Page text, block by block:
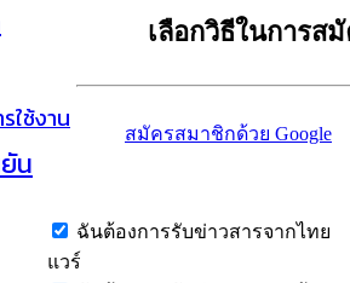
ใช้งาน
น
เลือกวิธีในการส
สมัครสมาชิกด้วย Google
ฉันต้องการรับข่าวสารจากไทย
แวร์